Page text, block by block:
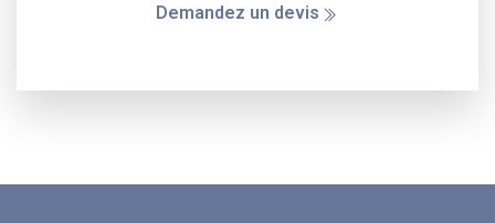
Demandez un devis